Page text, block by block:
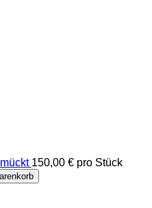
150,00 € pro Stück